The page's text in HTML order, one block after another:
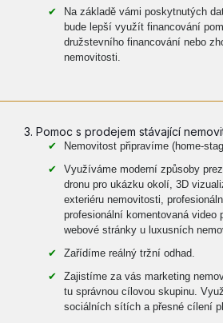
Na základě vámi poskytnutých
bude lepší využít financování
družstevního financování nebo
nemovitosti.
3. Pomoc s prodejem stávající
Nemovitost připravíme (home-
Využíváme moderní způsoby
dronu pro ukázku okolí, 3D
exteriéru nemovitosti,
profesionální komentovaná video
webové stránky u luxusních
Zařídíme reálný tržní odhad.
Zajistíme za vás marketing
tu správnou cílovou skupinu.
sociálních sítích a přesné cílení